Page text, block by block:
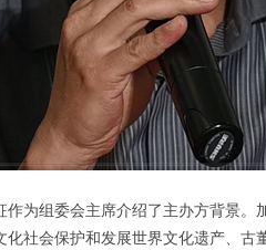
为组委会主席介绍了主办方背景
社会保护和发展世界文化遗产、